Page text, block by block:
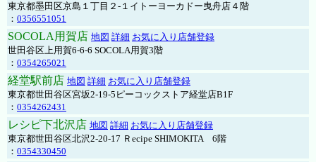
東京都墨田区京島１丁目２-１イトーヨーカドー曳舟店４階
： 0356551051
SOCOLA用賀店 地図 詳細 お気に入り店舗登録
世田谷区上用賀6-6-6 SOCOLA用賀3階
： 0354265021
経堂駅前店 地図 詳細 お気に入り店舗登録
東京都世田谷区宮坂2-19-5ピーコックストア経堂店B1F
： 0354262431
レシピ下北沢店 地図 詳細 お気に入り店舗登録
東京都世田谷区北沢2-20-17 Ｒecipe SHIMOKITA 6階
： 0354330450